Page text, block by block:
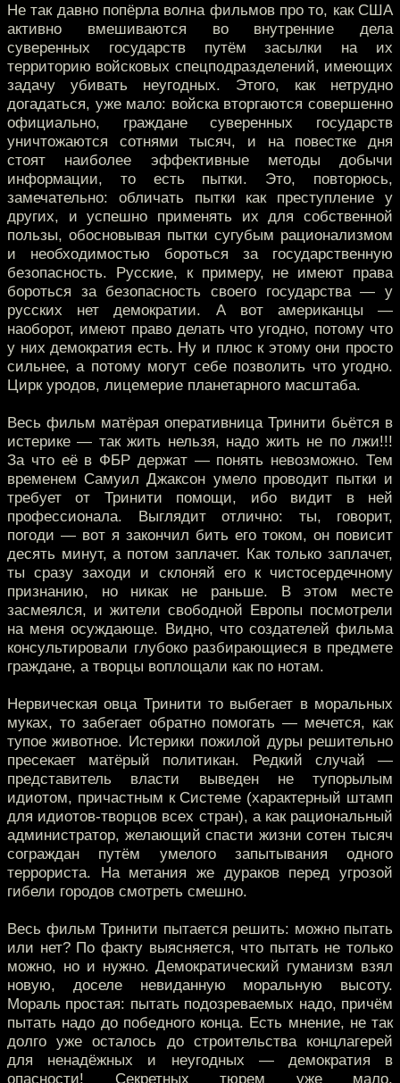
Не так давно попёрла волна фильмов про то, как США
активно вмешиваются во внутренние дела
суверенных государств путём засылки на их
территорию войсковых спецподразделений, имеющих
задачу убивать неугодных. Этого, как нетрудно
догадаться, уже мало: войска вторгаются совершенно
официально, граждане суверенных государств
уничтожаются сотнями тысяч, и на повестке дня
стоят наиболее эффективные методы добычи
информации, то есть пытки. Это, повторюсь,
замечательно: обличать пытки как преступление у
других, и успешно применять их для собственной
пользы, обосновывая пытки сугубым рационализмом
и необходимостью бороться за государственную
безопасность. Русские, к примеру, не имеют права
бороться за безопасность своего государства — у
русских нет демократии. А вот американцы —
наоборот, имеют право делать что угодно, потому что
у них демократия есть. Ну и плюс к этому они просто
сильнее, а потому могут себе позволить что угодно.
Цирк уродов, лицемерие планетарного масштаба.
Весь фильм матёрая оперативница Тринити бьётся в
истерике — так жить нельзя, надо жить не по лжи!!!
За что её в ФБР держат — понять невозможно. Тем
временем Самуил Джаксон умело проводит пытки и
требует от Тринити помощи, ибо видит в ней
профессионала. Выглядит отлично: ты, говорит,
погоди — вот я закончил бить его током, он повисит
десять минут, а потом заплачет. Как только заплачет,
ты сразу заходи и склоняй его к чистосердечному
признанию, но никак не раньше. В этом месте
засмеялся, и жители свободной Европы посмотрели
на меня осуждающе. Видно, что создателей фильма
консультировали глубоко разбирающиеся в предмете
граждане, а творцы воплощали как по нотам.
Нервическая овца Тринити то выбегает в моральных
муках, то забегает обратно помогать — мечется, как
тупое животное. Истерики пожилой дуры решительно
пресекает матёрый политикан. Редкий случай —
представитель власти выведен не тупорылым
идиотом, причастным к Системе (характерный штамп
для идиотов-творцов всех стран), а как рациональный
администратор, желающий спасти жизни сотен тысяч
сограждан путём умелого запытывания одного
террориста. На метания же дураков перед угрозой
гибели городов смотреть смешно.
Весь фильм Тринити пытается решить: можно пытать
или нет? По факту выясняется, что пытать не только
можно, но и нужно. Демократический гуманизм взял
новую, доселе невиданную моральную высоту.
Мораль простая: пытать подозреваемых надо, причём
пытать надо до победного конца. Есть мнение, не так
долго уже осталось до строительства концлагерей
для ненадёжных и неугодных — демократия в
опасности! Секретных тюрем уже мало,